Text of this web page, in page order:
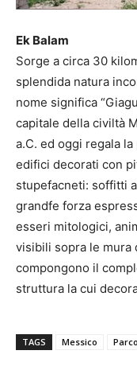
Ek Balam
Sorge a circa 30
splendida natura
nome significa
capitale della civiltà
a.C. ed oggi regala
edifici decorati con
stupefacneti: soffitti
grandfe forza
esseri mitologici,
visibili sopra le
compongono il
struttura la cui
TAGS Messico